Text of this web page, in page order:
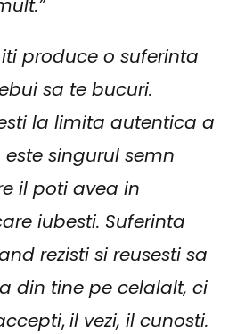
produce o suferinta
sa te bucuri.
la limita autentica a
este singurul semn
il poti avea in
iubesti. Suferinta
rezisti si reusesti sa
din tine pe celalalt, ci
,il vezi, il cunosti.